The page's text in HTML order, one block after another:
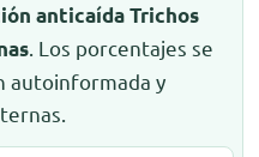
anticaída Trichos
. Los porcentajes se
autoinformada y